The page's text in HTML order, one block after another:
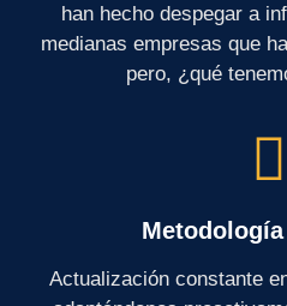
han hecho despegar a
medianas empresas que
pero, ¿qué
Actualización constante